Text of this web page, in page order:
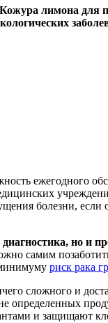
ежегодного
болезни, если
но и
самим
риск рака
сложного и
определенных
и защищают